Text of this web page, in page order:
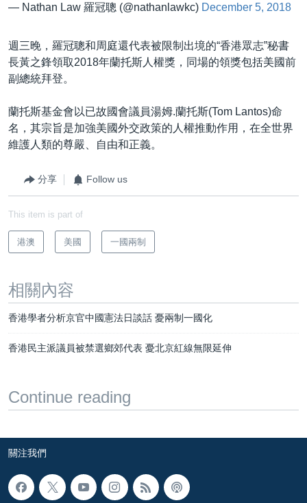
— Nathan Law 羅冠聰 (@nathanlawkc) December 5, 2018
週三晚，羅冠聰和周庭還代表被限制出境的“香港眾志”秘書
長黃之鋒領取2018年蘭托斯人權獎，同場的領獎包括美國前
副總統拜登。
蘭托斯基金會以已故國會議員湯姆.蘭托斯(Tom Lantos)命
名，其宗旨是加強美國外交政策的人權推動作用，在全世界
維護人類的尊嚴、自由和正義。
分享 Follow us
This item is part of
港澳 美國 一國兩制
相關內容
香港學者分析京官中國憲法日談話 憂兩制一國化
香港民主派議員被禁選鄉郊代表 憂北京紅線無限延伸
Continue reading
關注我們